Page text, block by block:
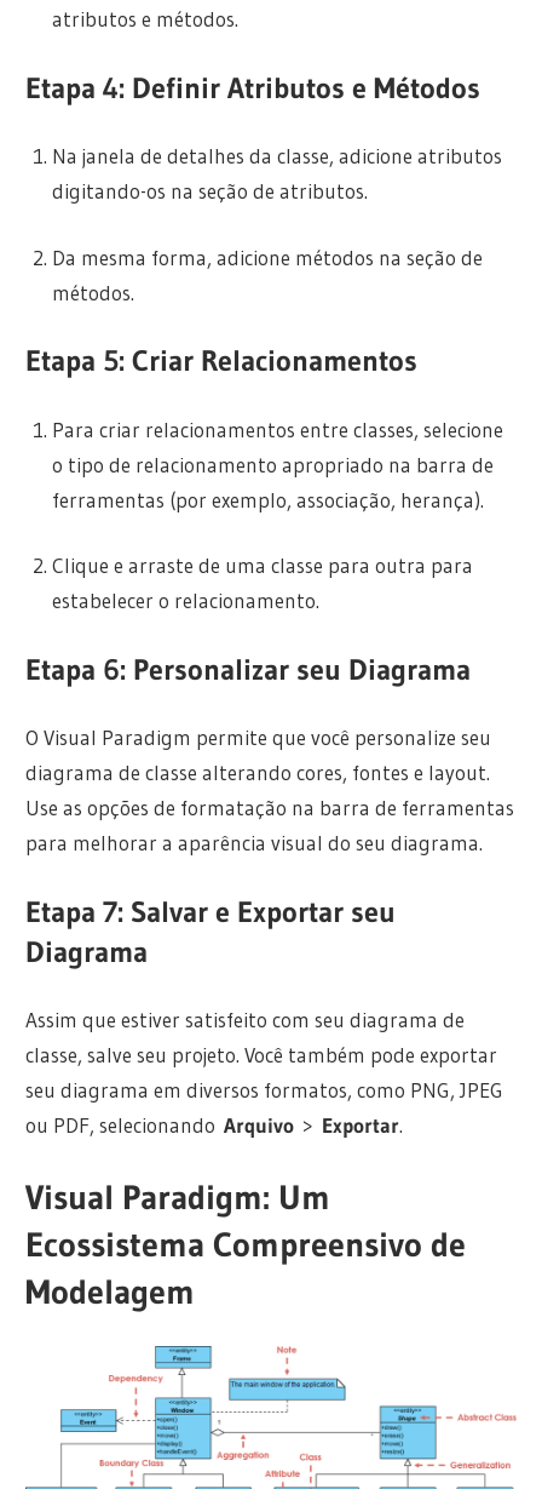
atributos e métodos.
Etapa 4: Definir Atributos e Métodos
Na janela de detalhes da classe, adicione atributos
digitando-os na seção de atributos.
Da mesma forma, adicione métodos na seção de
métodos.
Etapa 5: Criar Relacionamentos
Para criar relacionamentos entre classes, selecione
o tipo de relacionamento apropriado na barra de
ferramentas (por exemplo, associação, herança).
Clique e arraste de uma classe para outra para
estabelecer o relacionamento.
Etapa 6: Personalizar seu Diagrama
O Visual Paradigm permite que você personalize seu
diagrama de classe alterando cores, fontes e layout.
Use as opções de formatação na barra de ferramentas
para melhorar a aparência visual do seu diagrama.
Etapa 7: Salvar e Exportar seu
Diagrama
Assim que estiver satisfeito com seu diagrama de
classe, salve seu projeto. Você também pode exportar
seu diagrama em diversos formatos, como PNG, JPEG
ou PDF, selecionandoArquivo > Exportar.
Visual Paradigm: Um
Ecossistema Compreensivo de
Modelagem